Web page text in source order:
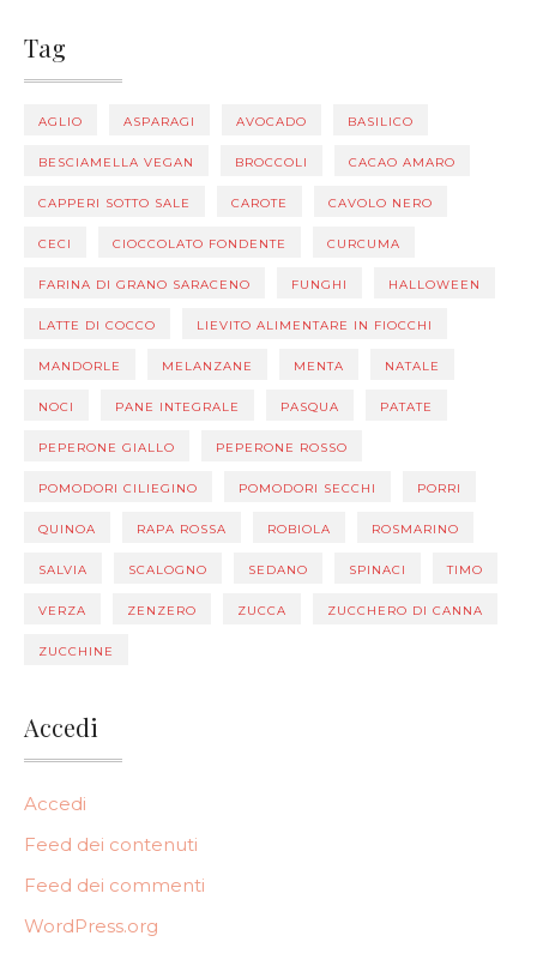
Tag
AGLIO ASPARAGI AVOCADO BASILICO
BESCIAMELLA VEGAN BROCCOLI CACAO AMARO
CAPPERI SOTTO SALE CAROTE CAVOLO NERO
CECI CIOCCOLATO FONDENTE CURCUMA
FARINA DI GRANO SARACENO FUNGHI HALLOWEEN
LATTE DI COCCO LIEVITO ALIMENTARE IN FIOCCHI
MANDORLE MELANZANE MENTA NATALE
NOCI PANE INTEGRALE PASQUA PATATE
PEPERONE GIALLO PEPERONE ROSSO
POMODORI CILIEGINO POMODORI SECCHI PORRI
QUINOA RAPA ROSSA ROBIOLA ROSMARINO
SALVIA SCALOGNO SEDANO SPINACI TIMO
VERZA ZENZERO ZUCCA ZUCCHERO DI CANNA
ZUCCHINE
Accedi
Accedi
Feed dei contenuti
Feed dei commenti
WordPress.org